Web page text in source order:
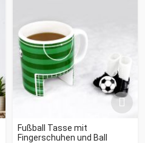
Fußball Tasse mit
Fingerschuhen und Ball